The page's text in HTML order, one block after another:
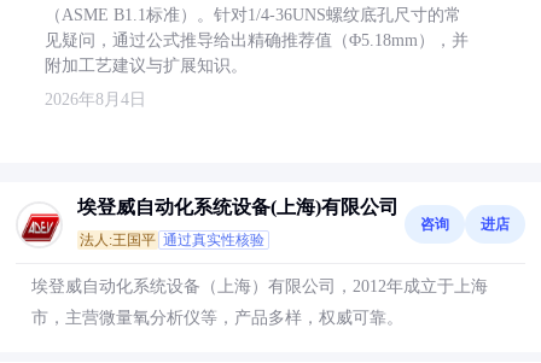
（ASME B1.1标准）。针对1/4-36UNS螺纹底孔尺寸的常
见疑问，通过公式推导给出精确推荐值（Φ5.18mm），并
附加工艺建议与扩展知识。
2026年8月4日
埃登威自动化系统设备(上海)有限公司
法人:王国平 通过真实性核验
咨询 进店
埃登威自动化系统设备（上海）有限公司，2012年成立于上海
市，主营微量氧分析仪等，产品多样，权威可靠。